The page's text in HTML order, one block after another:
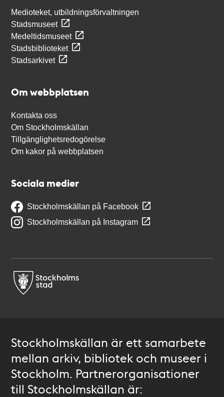
Medioteket, utbildningsförvaltningen
Stadsmuseet
Medeltidsmuseet
Stadsbiblioteket
Stadsarkivet
Om webbplatsen
Kontakta oss
Om Stockholmskällan
Tillgänglighetsredogörelse
Om kakor på webbplatsen
Sociala medier
Stockholmskällan på Facebook
Stockholmskällan på Instagram
Stockholmskällan är ett samarbete
mellan arkiv, bibliotek och museer i
Stockholm. Partnerorganisationer
till Stockholmskällan är: